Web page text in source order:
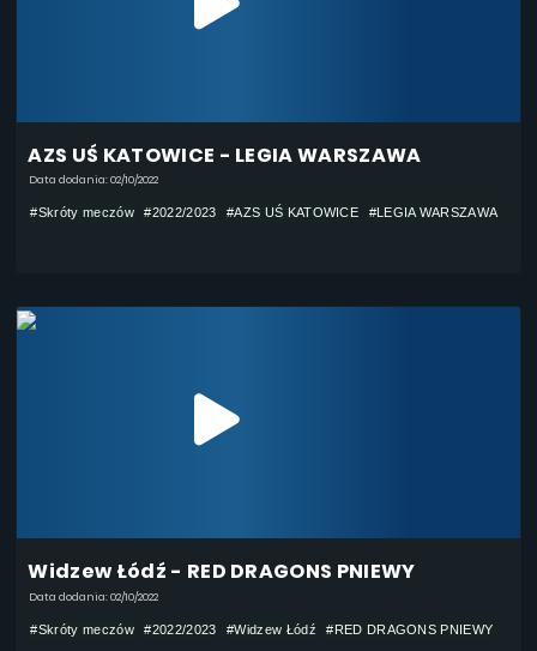
AZS UŚ KATOWICE - LEGIA WARSZAWA
Data dodania: 02/10/2022
#Skróty meczów #2022/2023 #AZS UŚ KATOWICE #LEGIA WARSZAWA
Widzew Łódź - RED DRAGONS PNIEWY
Data dodania: 02/10/2022
#Skróty meczów #2022/2023 #Widzew Łódź #RED DRAGONS PNIEWY